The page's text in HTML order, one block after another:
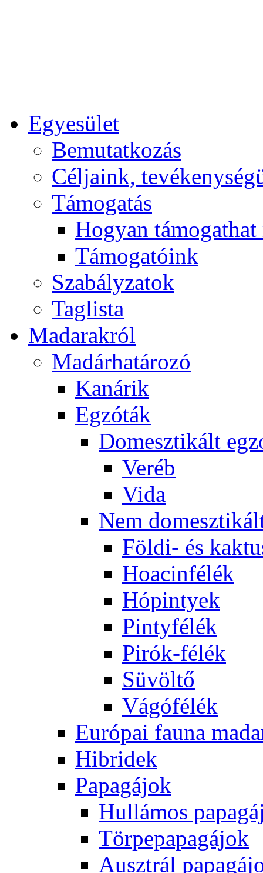
Egyesület
Bemutatkozás
Céljaink,
Támogatás
Hogyan
Támogatóink
Szabályzatok
Taglista
Madarakról
Madárhatározó
Kanárik
Egzóták
Domesztikált
Veréb
Vida
Nem
Földi- és
Hoacinfélék
Hópintyek
Pintyfélék
Pirók-félék
Süvöltő
Vágófélék
Európai fauna
Hibridek
Papagájok
Hullámos
Törpepapagájok
Ausztrál